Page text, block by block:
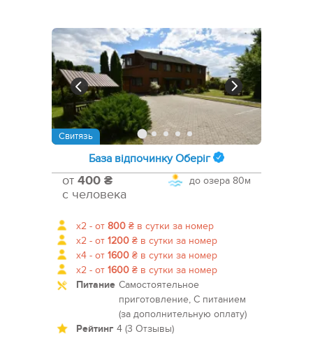
Свитязь
База відпочинку Оберіг
до озера 80м
от 400 ₴
с человека
x2 - от 800 ₴ в сутки за номер
x2 - от 1200 ₴ в сутки за номер
x4 - от 1600 ₴ в сутки за номер
x2 - от 1600 ₴ в сутки за номер
Питание Самостоятельное
приготовление, С питанием
(за дополнительную оплату)
Рейтинг 4 (3 Отзывы)